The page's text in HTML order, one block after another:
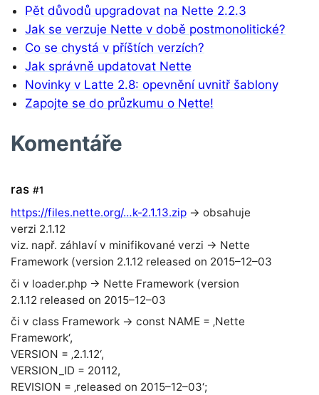
Pět důvodů upgradovat na Nette 2.2.3
Jak se verzuje Nette v době postmonolitické?
Co se chystá v příštích verzích?
Jak správně updatovat Nette
Novinky v Latte 2.8: opevnění uvnitř šablony
Zapojte se do průzkumu o Nette!
Komentáře
ras #1
https://files.nette.org/…k-2.1.13.zip → obsahuje
verzi 2.1.12
viz. např. záhlaví v minifikované verzi → Nette
Framework (version 2.1.12 released on 2015–12–03
či v loader.php → Nette Framework (version
2.1.12 released on 2015–12–03
či v class Framework → const NAME = ‚Nette
Framework‘,
VERSION = ‚2.1.12‘,
VERSION_ID = 20112,
REVISION = ‚released on 2015–12–03‘;